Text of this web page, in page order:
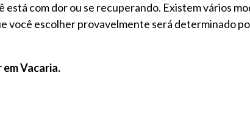
com dor ou se recuperando. Existem vários
você escolher provavelmente será determinado
Vacaria.